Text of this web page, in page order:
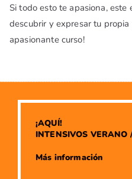
Si todo esto te apasiona, este
descubrir y expresar tu
apasionante curso!
¡AQUÍ!
INTENSIVOS VERANO
​Más información